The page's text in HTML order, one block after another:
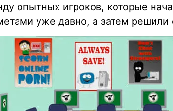
опытных игроков, которые
уже давно, а затем решили